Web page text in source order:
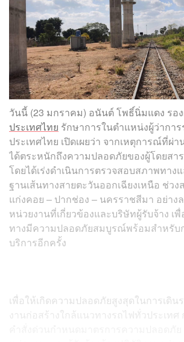
วันนี้ (23 มกราคม) ​อนันต์ โพธิ์นิ่มแดง รอ
ประเทศไทย รักษาการในตำแหน่งผู้ว่ากา
ประเทศไทย เปิดเผยว่า จากเหตุการณ์ที่ผ่
ได้ตระหนักถึงความปลอดภัยของผู้โดยสา
โดยได้เร่งดำเนินการตรวจสอบสภาพทาง
ฐานเส้นทางสายตะวันออกเฉียงเหนือ ช่ว
แก่งคอย – ปากช่อง – นครราชสีมา อย่าง
หน่วยงานที่เกี่ยวข้องและบริษัทผู้รับจ้าง เ
ทางมีความปลอดภัยสมบูรณ์พร้อมสำหรับ
บริการอีกครั้ง
เพื่อให้เกิดความปลอดภัยสูงสุดในการเดิ
งานก่อสร้างใกล้แนวทางรถไฟทั่วประเทศ